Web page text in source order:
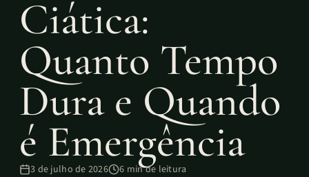
Ciática:
Quanto Tempo
Dura e Quando
é Emergência
3 de julho de 2026 6 min de leitura